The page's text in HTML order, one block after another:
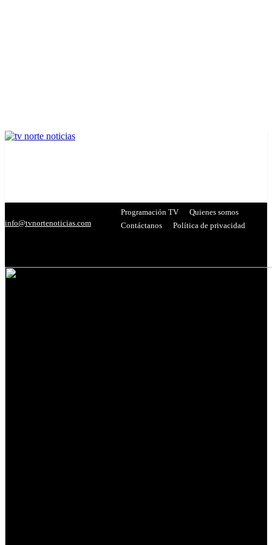
info@tvnortenoticias.com
Programación TV
Quienes somos
Contáctanos
Política de privacidad